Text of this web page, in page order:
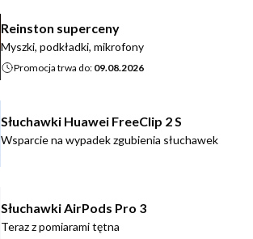
Reinston superceny
Myszki, podkładki, mikrofony
Promocja trwa do: 09.08.2026
Słuchawki Huawei FreeClip 2 S
Wsparcie na wypadek zgubienia słuchawek
Słuchawki AirPods Pro 3
Teraz z pomiarami tętna